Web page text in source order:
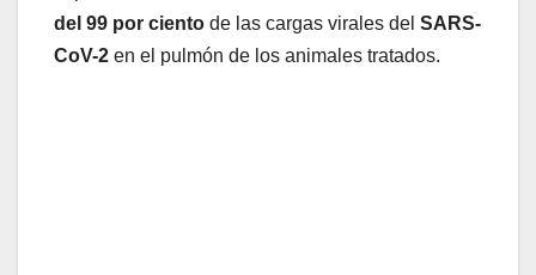
del 99 por ciento de las cargas virales del SARS-
CoV-2 en el pulmón de los animales tratados.